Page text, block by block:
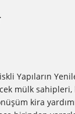
Yapıların
mülk sahipleri,
kira